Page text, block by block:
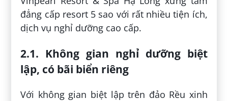
đẳng cấp resort 5 sao với rất nhiều tiện ích,
dịch vụ nghỉ dưỡng cao cấp.
2.1. Không gian nghỉ dưỡng biệt
lập, có bãi biển riêng
Với không gian biệt lập trên đảo Rều xinh